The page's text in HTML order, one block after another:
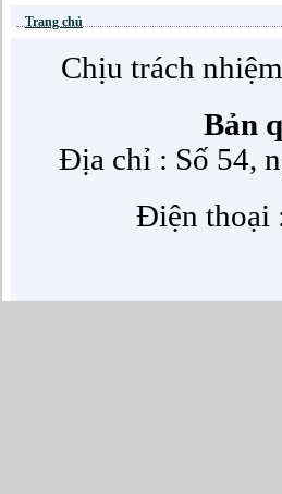
Trang chủ
Chịu trách
Bản
Địa chỉ : Số 54,
Điện thoại